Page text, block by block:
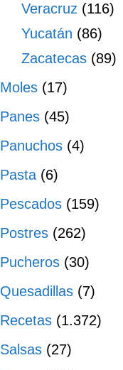
Veracruz (116)
Yucatán (86)
Zacatecas (89)
Moles (17)
Panes (45)
Panuchos (4)
Pasta (6)
Pescados (159)
Postres (262)
Pucheros (30)
Quesadillas (7)
Recetas (1.372)
Salsas (27)